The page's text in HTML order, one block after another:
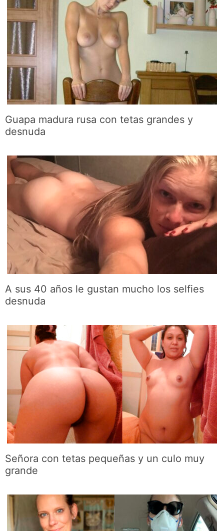
Guapa madura rusa con tetas grandes y
desnuda
A sus 40 años le gustan mucho los selfies
desnuda
Señora con tetas pequeñas y un culo muy
grande